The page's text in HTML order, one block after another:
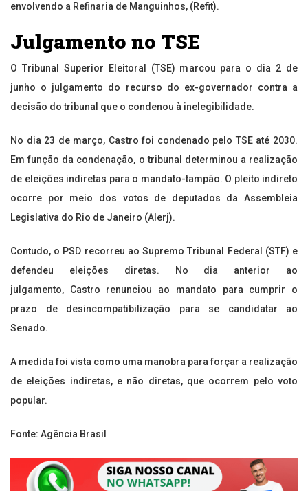
envolvendo a Refinaria de Manguinhos, (Refit).
Julgamento no TSE
O Tribunal Superior Eleitoral (TSE) marcou para o dia 2 de
junho o julgamento do recurso do ex-governador contra a
decisão do tribunal que o condenou à inelegibilidade.
No dia 23 de março, Castro foi condenado pelo TSE até 2030.
Em função da condenação, o tribunal determinou a realização
de eleições indiretas para o mandato-tampão. O pleito indireto
ocorre por meio dos votos de deputados da Assembleia
Legislativa do Rio de Janeiro (Alerj).
Contudo, o PSD recorreu ao Supremo Tribunal Federal (STF) e
defendeu eleições diretas. No dia anterior ao
julgamento, Castro renunciou ao mandato para cumprir o
prazo de desincompatibilização para se candidatar ao
Senado.
A medida foi vista como uma manobra para forçar a realização
de eleições indiretas, e não diretas, que ocorrem pelo voto
popular.
Fonte: Agência Brasil